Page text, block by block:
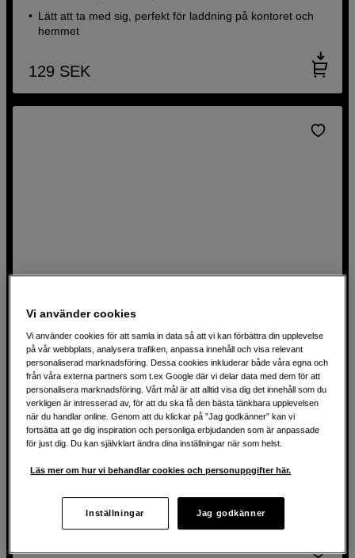
Lätt att ta med sig, perfekt för laddning på kontoret och
hemmet
129 SEK
Powerbank med PD och trådlös laddning
eSTUFF Infinite Power Bank Wireless 10 000mAh PD20W
Kapacitet upp till 10 000mAh
Trådlös laddning för Qi eller MagSafe
Stöd för PD upp till 20W
Vi använder cookies
Vi använder cookies för att samla in data så att vi kan förbättra din upplevelse
på vår webbplats, analysera trafiken, anpassa innehåll och visa relevant
personaliserad marknadsföring. Dessa cookies inkluderar både våra egna och
från våra externa partners som t.ex Google där vi delar data med dem för att
personalisera marknadsföring. Vårt mål är att alltid visa dig det innehåll som du
verkligen är intresserad av, för att du ska få den bästa tänkbara upplevelsen
när du handlar online. Genom att du klickar på ”Jag godkänner” kan vi
fortsätta att ge dig inspiration och personliga erbjudanden som är anpassade
för just dig. Du kan självklart ändra dina inställningar när som helst.
Läs mer om hur vi behandlar cookies och personuppgifter här.
Inställningar Jag godkänner